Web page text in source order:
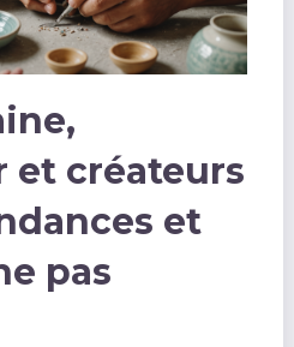
et créateurs
et
pas